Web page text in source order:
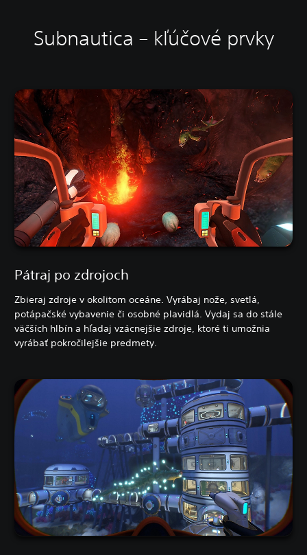
Subnautica – kľúčové prvky
Pátraj po zdrojoch
Zbieraj zdroje v okolitom oceáne. Vyrábaj nože, svetlá,
potápačské vybavenie či osobné plavidlá. Vydaj sa do stále
väčších hlbín a hľadaj vzácnejšie zdroje, ktoré ti umožnia
vyrábať pokročilejšie predmety.